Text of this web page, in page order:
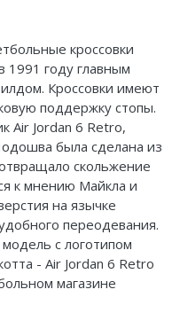
кроссовки
году главным
. Кроссовки имеют
поддержку стопы.
Air Jordan 6 Retro,
была сделана из
скольжение
к мнению Майкла и
на язычке
переодевания.
с логотипом
- Air Jordan 6 Retro
магазине